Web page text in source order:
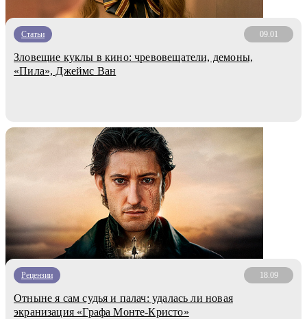
Статьи 09.01
Зловещие куклы в кино: чревовещатели, демоны,
«Пила», Джеймс Ван
Рецензии 18.09
Отныне я сам судья и палач: удалась ли новая
экранизация «Графа Монте-Кристо»